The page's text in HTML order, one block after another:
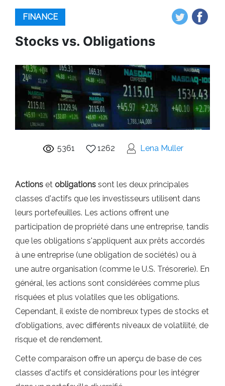
FINANCE
Stocks vs. Obligations
5361 1262 Lena Muller
Actions et obligations sont les deux principales
classes d'actifs que les investisseurs utilisent dans
leurs portefeuilles. Les actions offrent une
participation de propriété dans une entreprise, tandis
que les obligations s'appliquent aux prêts accordés
à une entreprise (une obligation de sociétés) ou à
une autre organisation (comme le U.S. Trésorerie). En
général, les actions sont considérées comme plus
risquées et plus volatiles que les obligations.
Cependant, il existe de nombreux types de stocks et
d'obligations, avec différents niveaux de volatilité, de
risque et de rendement.
Cette comparaison offre un aperçu de base de ces
classes d'actifs et considérations pour les intégrer